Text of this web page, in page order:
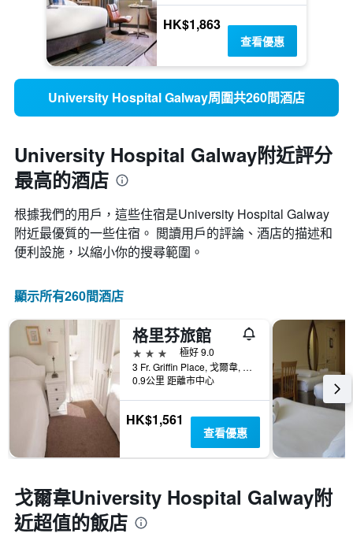
HK$1,863
查看優惠
University Hospital Galway周圍共260間酒店
University Hospital Galway附近評分
最高的酒店
根據我們的用戶，這些住宿是University Hospital Galway​
附近最優質的一些住宿。 閲讀用戶的評論、酒店的描述和
便利設施，以縮小你的搜尋範圍。
顯示所有260間酒店
格里芬旅館
3星級
極好 9.0
3 Fr. Griffin Place, 戈爾韋, 愛爾蘭
0.9公里 距離市中心
HK$1,561
查看優惠
戈爾韋University Hospital Galway附
近超值的飯店